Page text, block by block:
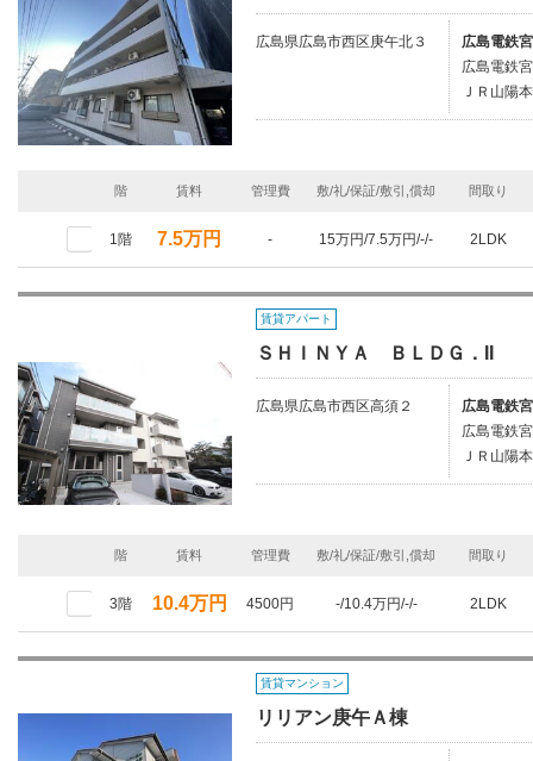
広島県広島市西区庚午北３
広島電鉄
広島電鉄
ＪＲ山陽
階 賃料 管理費 敷/礼/保証/敷引,償却 間取り
1階 7.5万円 - 15万円/7.5万円/-/- 2LDK
賃貸アパート
ＳＨＩＮＹＡ ＢＬＤＧ．II
広島県広島市西区高須２
広島電鉄
広島電鉄
ＪＲ山陽
階 賃料 管理費 敷/礼/保証/敷引,償却 間取り
3階 10.4万円 4500円 -/10.4万円/-/- 2LDK
賃貸マンション
リリアン庚午Ａ棟